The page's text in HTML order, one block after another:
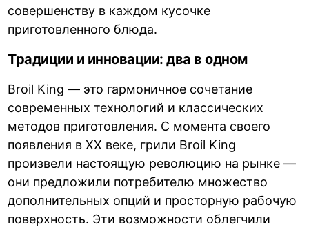
совершенству в каждом кусочке
приготовленного блюда.
Традиции и инновации: два в одном
Broil King — это гармоничное сочетание
современных технологий и классических
методов приготовления. С момента своего
появления в XX веке, грили Broil King
произвели настоящую революцию на рынке —
они предложили потребителю множество
дополнительных опций и просторную рабочую
поверхность. Эти возможности облегчили